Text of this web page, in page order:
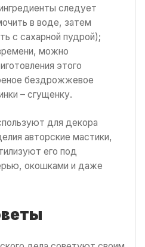
следует
в воде, затем
с сахарной пудрой);
можно
этого
бездрожжевое
– сгущенку.
для декора
авторские мастики,
его под
окошками и даже